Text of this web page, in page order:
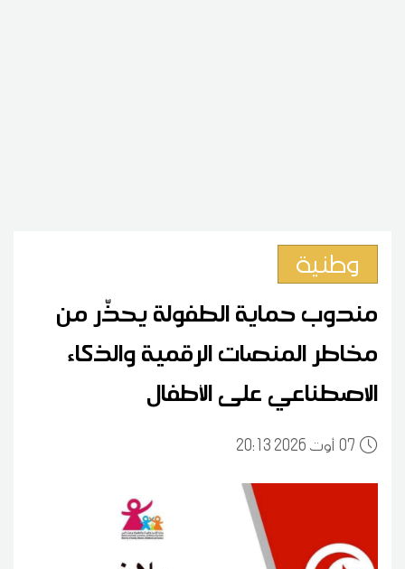
وطنية
مندوب حماية الطفولة يحذّر من
مخاطر المنصات الرقمية والذكاء
الاصطناعي على الأطفال
0720:13 2026 أوت